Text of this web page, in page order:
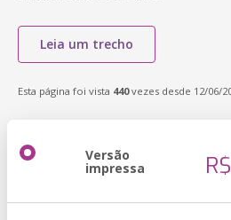
Leia um trecho
Esta página foi vista 440vezes desde 12/06/
Versão
impressa